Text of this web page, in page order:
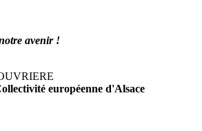
avenir !
européenne d'Alsace